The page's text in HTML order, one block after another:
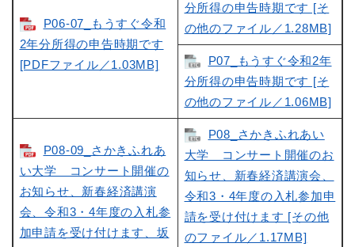
P06-07_もうすぐ令和
2年分所得の申告時期です
[PDFファイル／1.03MB]
分所得の申告時期です [そ
の他のファイル／1.28MB]
P07_もうすぐ令和2年
分所得の申告時期です [そ
の他のファイル／1.06MB]
P08-09_さかきふれあ
い大学 コンサート開催の
お知らせ、新春経済講演
会、令和3・4年度の入札参
加申請を受け付けます、坂
P08_さかきふれあい
大学 コンサート開催のお
知らせ、新春経済講演会、
令和3・4年度の入札参加申
請を受け付けます [その他
のファイル／1.17MB]